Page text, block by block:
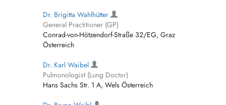
Dr. Brigitta Wahlhütter
General Practitioner (GP)
Conrad-von-Hötzendorf-Straße 32/EG, Graz
Österreich
Dr. Karl Waibel
Pulmonologist (Lung Doctor)
Hans Sachs Str. 1 A, Wels Österreich